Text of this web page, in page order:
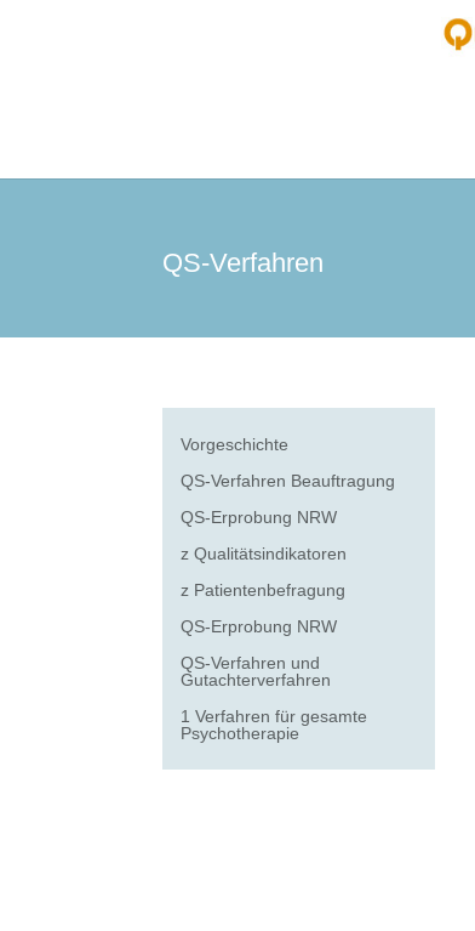
QS-Verfahren
Vorgeschichte
QS-Verfahren Beauftragung
QS-Erprobung NRW
z Qualitätsindikatoren
z Patientenbefragung
QS-Erprobung NRW
QS-Verfahren und
Gutachterverfahren
1 Verfahren für gesamte
Psychotherapie